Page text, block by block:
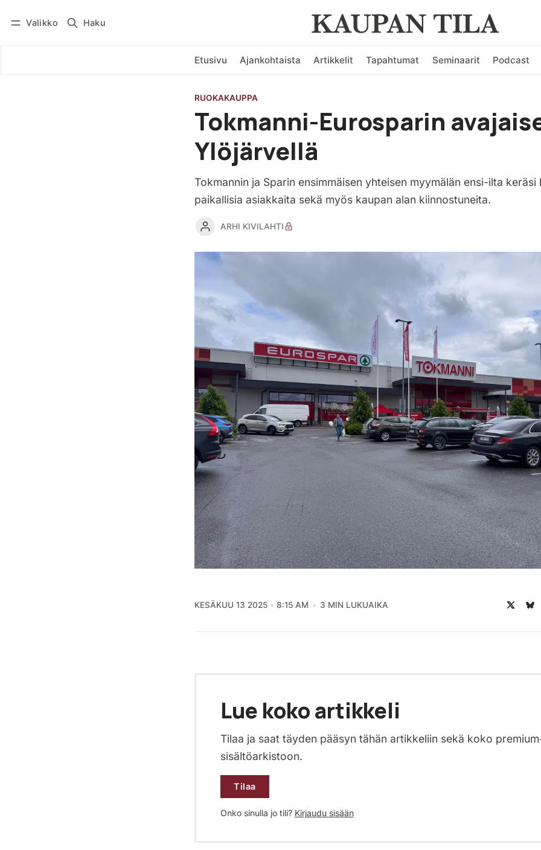
Valikko Haku
Etusivu Ajankohtaista Artikkelit Tapahtumat Seminaarit Podcast
RUOKAKAUPPA
Tokmanni-Eurosparin
Ylöjärvellä
Tokmannin ja Sparin ensimmäisen yhteisen myymälän ensi-ilta
paikallisia asiakkaita sekä myös kaupan alan kiinnostuneita.
ARHI KIVILAHTI
KESÄKUU 13 2025 8:15 AM 3 MIN LUKUAIKA
Lue koko artikkeli
Tilaa ja saat täyden pääsyn tähän artikkeliin sekä koko
sisältöarkistoon.
Tilaa
Onko sinulla jo tili? Kirjaudu sisään